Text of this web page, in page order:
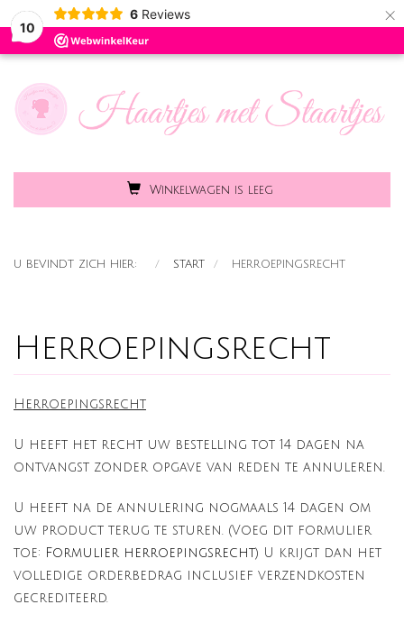
10
6 Reviews ×
Winkelwagen is leeg
Toggle
U BEVINDT ZICH HIER: START HERROEPINGSRECHT
Herroepingsrecht
Herroepingsrecht
U heeft het recht uw bestelling tot 14 dagen na
ontvangst zonder opgave van reden te annuleren.
U heeft na de annulering nogmaals 14 dagen om
uw product terug te sturen. (Voeg dit formulier
toe: Formulier herroepingsrecht) U krijgt dan het
volledige orderbedrag inclusief verzendkosten
gecrediteerd.